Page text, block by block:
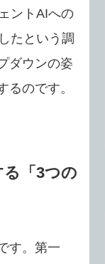
ントAIへの
たという調
ダウンの姿
のです。
「3つの
す。第一